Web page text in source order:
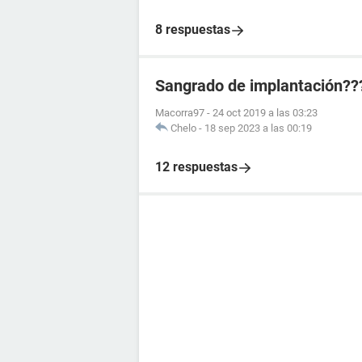
8 respuestas
Sangrado de
Macorra97 - 24 oct 2019 a las 03:23
Chelo - 18 sep 2023 a las 00:19
12 respuestas